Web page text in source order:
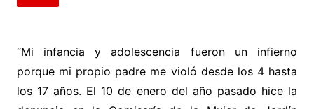
“Mi infancia y adolescencia fueron un infierno
porque mi propio padre me violó desde los 4 hasta
los 17 años. El 10 de enero del año pasado hice la